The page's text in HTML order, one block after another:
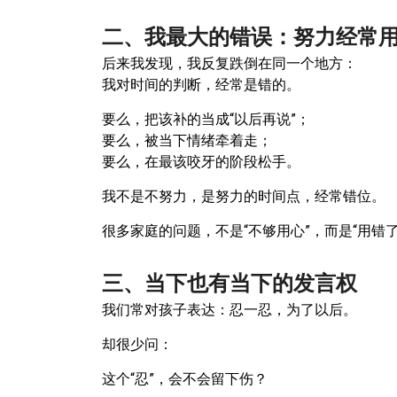
二、我最大的错误：努力经常
后来我发现，我反复跌倒在同一个地方：
我对时间的判断，经常是错的。
要么，把该补的当成“以后再说”；
要么，被当下情绪牵着走；
要么，在最该咬牙的阶段松手。
我不是不努力，是努力的时间点，经常错位。
很多家庭的问题，不是“不够用心”，而是“用错了
三、当下也有当下的发言权
我们常对孩子表达：忍一忍，为了以后。
却很少问：
这个“忍”，会不会留下伤？